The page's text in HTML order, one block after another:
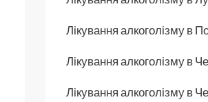
Лікування алкоголізму в
Лікування алкоголізму в
Лікування алкоголізму в